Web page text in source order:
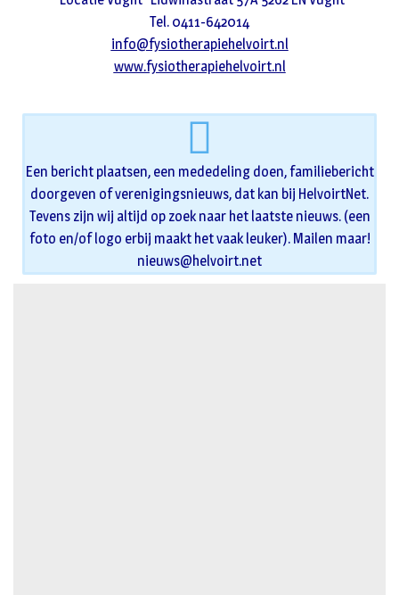
Tel. 0411-642014
info@fysiotherapiehelvoirt.nl
www.fysiotherapiehelvoirt.nl
Een bericht plaatsen, een mededeling doen, familiebericht
doorgeven of verenigingsnieuws, dat kan bij HelvoirtNet.
Tevens zijn wij altijd op zoek naar het laatste nieuws. (een
foto en/of logo erbij maakt het vaak leuker). Mailen maar!
nieuws@helvoirt.net